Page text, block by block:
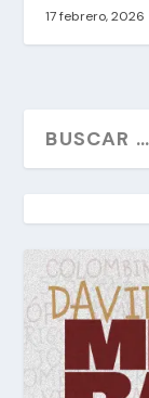
17 febrero, 2026